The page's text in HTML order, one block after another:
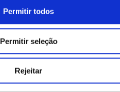
Permitir todos
Permitir seleção
Rejeitar